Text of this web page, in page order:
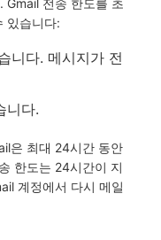
Gmail 전송 한도를 초
있습니다:
니다. 메시지가 전
니다.
은 최대 24시간 동안
한도는 24시간이 지
계정에서 다시 메일